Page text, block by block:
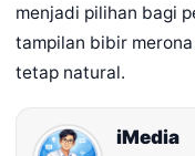
menjadi pilihan bagi
tampilan bibir
tetap natural.
iMedia